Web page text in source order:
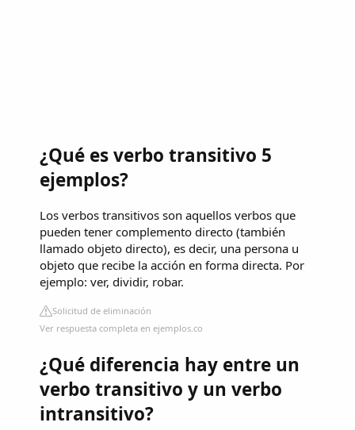
¿Qué es verbo transitivo 5
ejemplos?
Los verbos transitivos son aquellos verbos que
pueden tener complemento directo (también
llamado objeto directo), es decir, una persona u
objeto que recibe la acción en forma directa. Por
ejemplo: ver, dividir, robar.
Solicitud de eliminación
Ver respuesta completa en ejemplos.co
¿Qué diferencia hay entre un
verbo transitivo y un verbo
intransitivo?